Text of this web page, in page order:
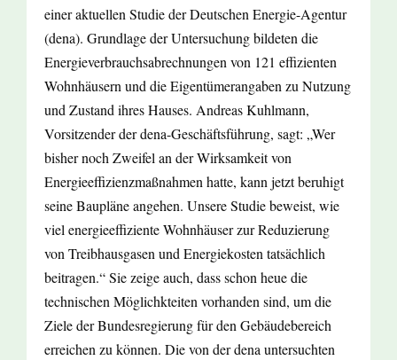
einer aktuellen Studie der Deutschen Energie-Agentur
(dena). Grundlage der Untersuchung bildeten die
Energieverbrauchsabrechnungen von 121 effizienten
Wohnhäusern und die Eigentümerangaben zu Nutzung
und Zustand ihres Hauses. Andreas Kuhlmann,
Vorsitzender der dena-Geschäftsführung, sagt: „Wer
bisher noch Zweifel an der Wirksamkeit von
Energieeffizienzmaßnahmen hatte, kann jetzt beruhigt
seine Baupläne angehen. Unsere Studie beweist, wie
viel energieeffiziente Wohnhäuser zur Reduzierung
von Treibhausgasen und Energiekosten tatsächlich
beitragen.“ Sie zeige auch, dass schon heue die
technischen Möglichkteiten vorhanden sind, um die
Ziele der Bundesregierung für den Gebäudebereich
erreichen zu können. Die von der dena untersuchten